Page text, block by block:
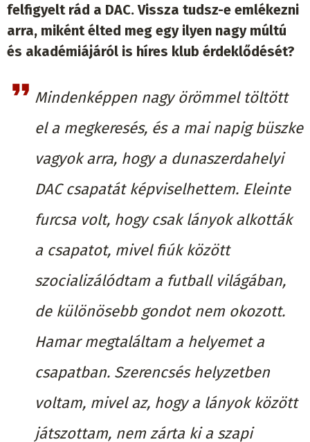
felfigyelt rád a DAC. Vissza tudsz-e emlékezni
arra, miként élted meg egy ilyen nagy múltú
és akadémiájáról is híres klub érdeklődését?
Mindenképpen nagy örömmel töltött
el a megkeresés, és a mai napig büszke
vagyok arra, hogy a dunaszerdahelyi
DAC csapatát képviselhettem. Eleinte
furcsa volt, hogy csak lányok alkották
a csapatot, mivel fiúk között
szocializálódtam a futball világában,
de különösebb gondot nem okozott.
Hamar megtaláltam a helyemet a
csapatban. Szerencsés helyzetben
voltam, mivel az, hogy a lányok között
játszottam, nem zárta ki a szapi